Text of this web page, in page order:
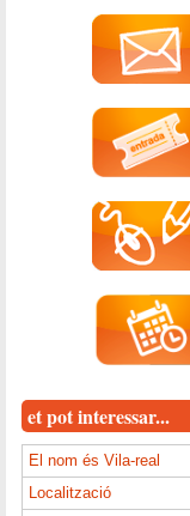
et pot interessar...
El nom és Vila-real
Localització